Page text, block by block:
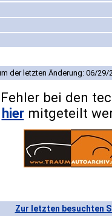
der letzten Änderung: 06/29/
bei den
hiermitgeteilt
Zur letzten besuchten